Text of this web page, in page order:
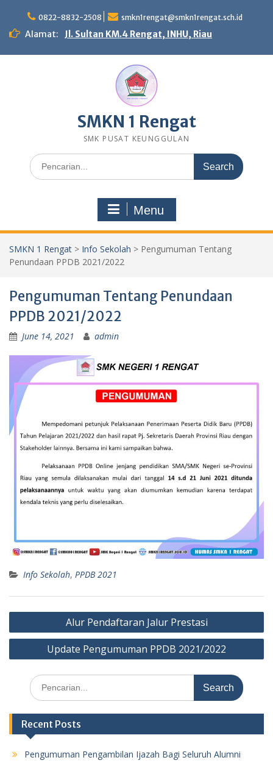
content
0822-8832-2508 smkn1rengat@smkn1rengat.sch.id
Alamat: Jl. Sultan KM.4 Rengat, INHU, Riau
SMKN 1 Rengat
SMK PUSAT KEUNGGULAN
Search
for:
Menu
SMKN 1 Rengat > Info Sekolah > Pengumuman Tentang
Penundaan PPDB 2021/2022
Pengumuman Tentang Penundaan
PPDB 2021/2022
June 14, 2021 admin
Info Sekolah, PPDB 2021
Post
navigation
Alur Pendaftaran Jalur Prestasi
Update Pengumuman PPDB 2021/2022
Search
for:
Recent Posts
Pengumuman Pengambilan Ijazah Bagi Seluruh Alumni